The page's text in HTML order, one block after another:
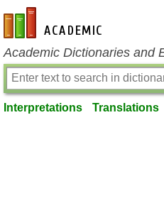
en-academic.com
Academic Dictionaries and
Interpretations Translations